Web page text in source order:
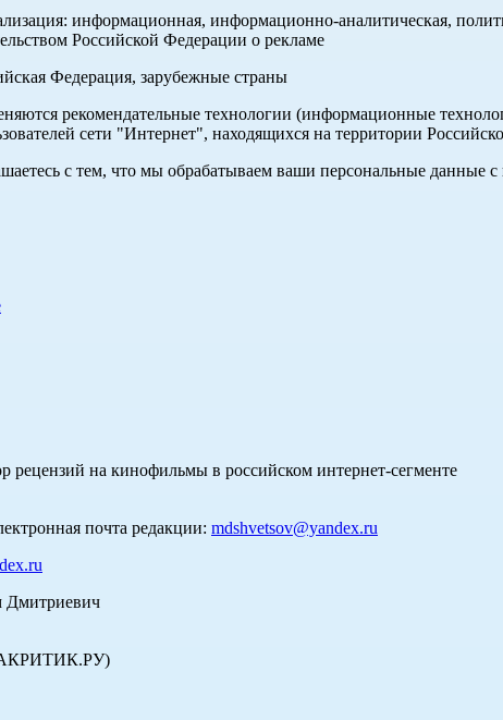
информационная, информационно-аналитическая,
Российской Федерации о рекламе
Федерация, зарубежные страны
рекомендательные технологии (информационные
сети "Интернет", находящихся на территории
с тем, что мы обрабатываем ваши персональные данные
рецензий на кинофильмы в российском интернет-сегменте
почта редакции: mdshvetsov@yandex.ru
Дмитриевич